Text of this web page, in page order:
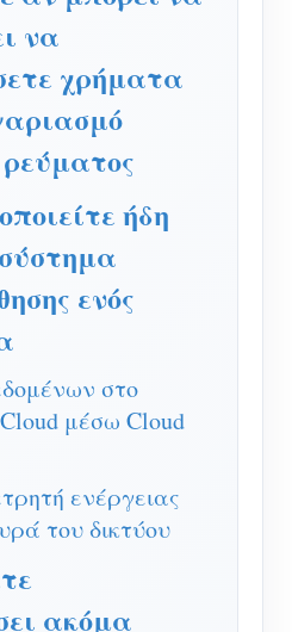
και Προσομοίωσης
ηλιακού φωτοβολταϊκού
Ηλεκτρικής Ενέργειας
Φ/Β θερμαντήρα
Εργοστασίων
προϊόντος
να
χρήματα
ήδη
ενός
στο
μέσω Cloud
ενέργειας
του δικτύου
ακόμα